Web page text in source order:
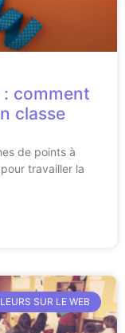
: comment
classe
de points à
travailler la
SUR LE WEB